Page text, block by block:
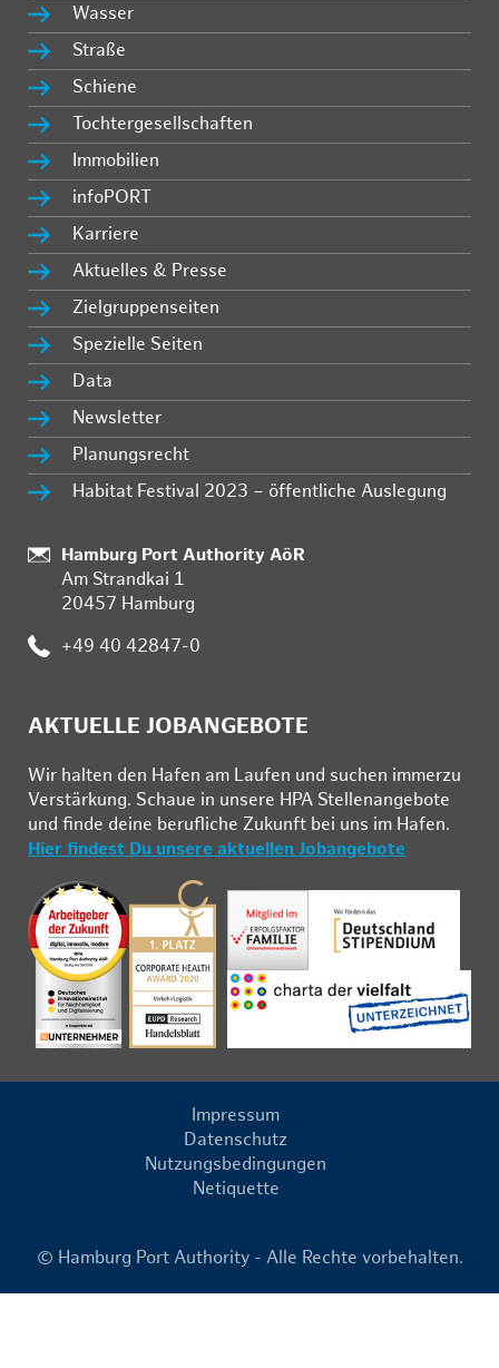
Wasser
Straße
Schiene
Tochtergesellschaften
Immobilien
infoPORT
Karriere
Aktuelles & Presse
Zielgruppenseiten
Spezielle Seiten
Data
Newsletter
Planungsrecht
Habitat Festival 2023 – öffentliche Auslegung
Standort:
Hamburg Port Authority AöR
Am Strandkai 1
20457 Hamburg
Telefon:
+49 40 42847-0
AKTUELLE JOBANGEBOTE
Wir hal­ten den Ha­fen am Lau­fen und su­chen im­mer­zu
Ver­stär­kung. Schau­e in un­se­re HPA Stel­len­an­ge­bo­te
und fin­de deine be­ruf­li­che Zu­kunft bei uns im Ha­fen.
Hier findest Du unsere aktuellen Jobangebote
Impressum
Datenschutz
Nutzungsbedingungen
Netiquette
© Hamburg Port Authority - Alle Rechte vorbehalten.